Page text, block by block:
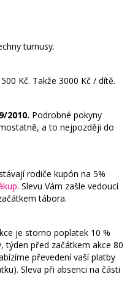
turnusy.
Kč. Takže 3000 Kč / dítě.
2010. Podrobné pokyny
a to nejpozději do
rodiče kupón na 5%
. Slevu Vám zašle vedoucí
tábora.
je storno poplatek 10 %
týden před začátkem akce 80
převedení vaší platby
Sleva při absenci na části